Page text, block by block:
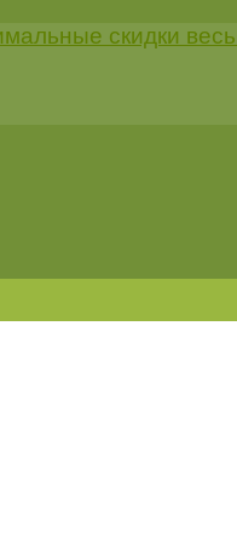
скидки